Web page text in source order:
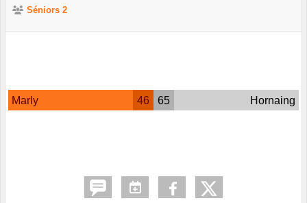
Séniors 2
Marly 46 65 Hornaing